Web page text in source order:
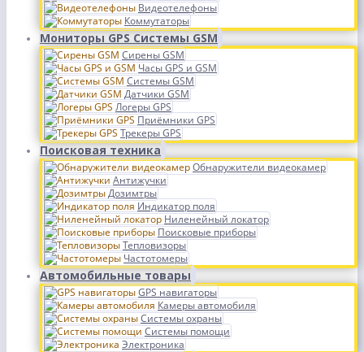
Видеотелефоны
Коммутаторы
Мониторы GPS Системы GSM
Сирены GSM
Часы GPS и GSM
Системы GSM
Датчики GSM
Логеры GPS
Приёмники GPS
Трекеры GPS
Поисковая техника
Обнаружители видеокамер
Антижучки
Дозимтры
Индикатор поля
Ниленейный локатор
Поисковые приборы
Тепловизоры
Частотомеры
Автомобильные товары
GPS навигаторы
Камеры автомобиля
Системы охраны
Системы помощи
Электроника